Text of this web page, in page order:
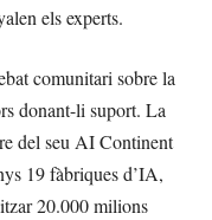
els experts.
comunitari sobre la
donant-li suport. La
del seu AI Continent
19 fàbriques d’IA,
20.000 milions